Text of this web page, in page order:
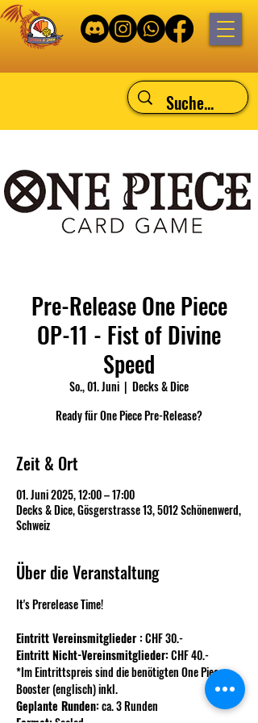
Pre-Release One Piece
OP-11 - Fist of Divine
Speed
So., 01. Juni
  |
Decks & Dice
Ready für One Piece Pre-Release?
Zeit & Ort
01. Juni 2025, 12:00 – 17:00
Decks & Dice, Gösgerstrasse 13, 5012 Schönenwerd,
Schweiz
Über die Veranstaltung
It's Prerelease Time!
Eintritt Vereinsmitglieder : CHF 30.-
Eintritt Nicht-Vereinsmitglieder: CHF 40.-
*Im Eintrittspreis sind die benötigten One Piece
Booster (englisch) inkl.
Geplante Runden: ca. 3 Runden